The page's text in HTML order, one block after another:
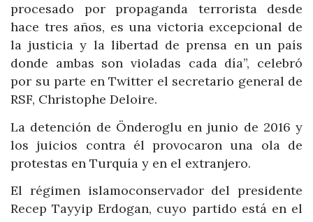
procesado por propaganda terrorista desde
hace tres años, es una victoria excepcional de
la justicia y la libertad de prensa en un país
donde ambas son violadas cada día”, celebró
por su parte en Twitter el secretario general de
RSF, Christophe Deloire.
La detención de Önderoglu en junio de 2016 y
los juicios contra él provocaron una ola de
protestas en Turquía y en el extranjero.
El régimen islamoconservador del presidente
Recep Tayyip Erdogan, cuyo partido está en el